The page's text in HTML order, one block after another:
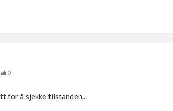
0
for å sjekke tilstanden...